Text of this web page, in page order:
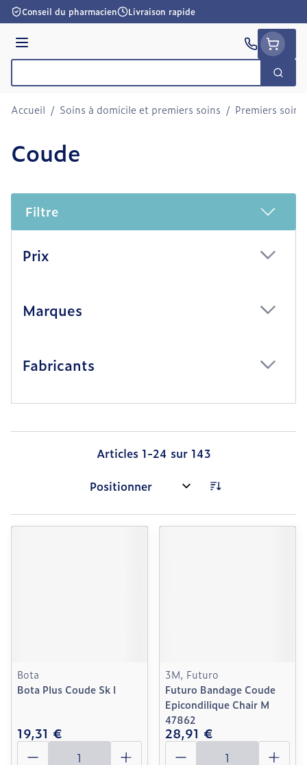
Aller au contenu
Conseil du pharmacien Livraison rapide
Menu
Accueil / Soins à domicile et premiers soins / Premiers soins
Coude
Filtre
Prix
Marques
Fabricants
Articles 1-24 sur 143
Trier par:
Bota
Bota Plus Coude Sk l
19,31 €
Quantité
3M, Futuro
Futuro Bandage Coude
Epicondilique Chair M
47862
28,91 €
Quantité